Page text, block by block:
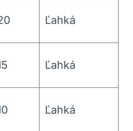
Ľahká
Ľahká
Ľahká